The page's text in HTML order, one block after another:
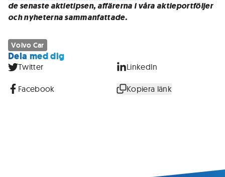
de senaste aktietipsen, affärerna i våra aktieportföljer
och nyheterna sammanfattade.
Volvo Car
Dela med dig
Twitter LinkedIn
Facebook Kopiera länk